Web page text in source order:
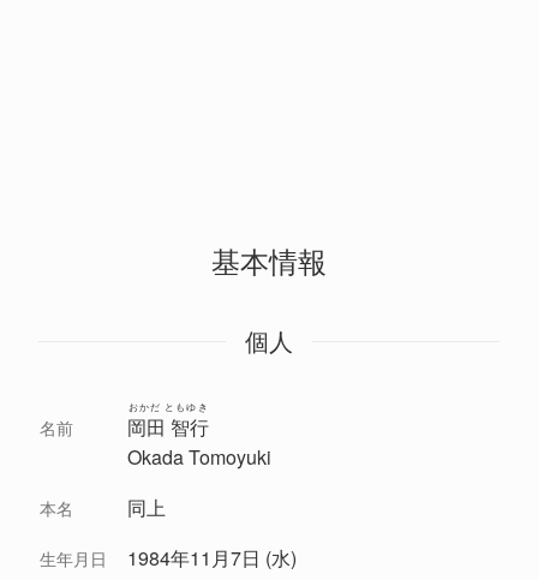
基本情報
個人
名前 岡田 智行
おかだ ともゆき
Okada Tomoyuki
本名 同上
生年月日 1984年11月7日 (水)